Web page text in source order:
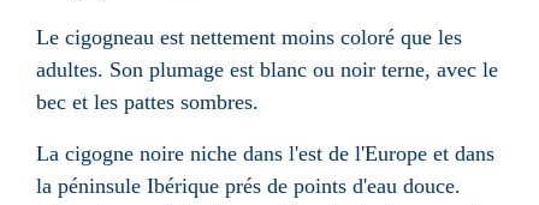
Le cigogneau est nettement moins coloré que les
adultes. Son plumage est blanc ou noir terne, avec le
bec et les pattes sombres.
La cigogne noire niche dans l'est de l'Europe et dans
la péninsule Ibérique prés de points d'eau douce.